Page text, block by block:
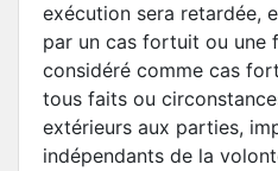
exécution sera retardée,
par un cas fortuit ou une
considéré comme cas
tous faits ou
extérieurs aux parties,
indépendants de la